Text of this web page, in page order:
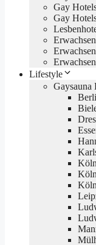
Gay
Gay
Lifestyle
Gaysauna